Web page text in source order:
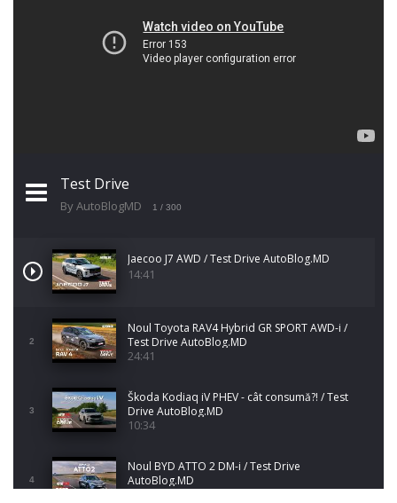
Test Drive
By AutoBlogMD 1 / 300
Jaecoo J7 AWD / Test Drive AutoBlog.MD
14:41
2
Noul Toyota RAV4 Hybrid GR SPORT AWD-i /
Test Drive AutoBlog.MD
24:41
3
Škoda Kodiaq iV PHEV - cât consumă?! / Test
Drive AutoBlog.MD
10:34
4
Noul BYD ATTO 2 DM-i / Test Drive
AutoBlog.MD
17:35